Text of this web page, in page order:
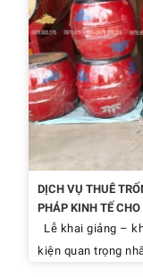
DỊCH VỤ THUÊ
PHÁP KINH TẾ
Lễ khai giảng –
kiện quan trọng